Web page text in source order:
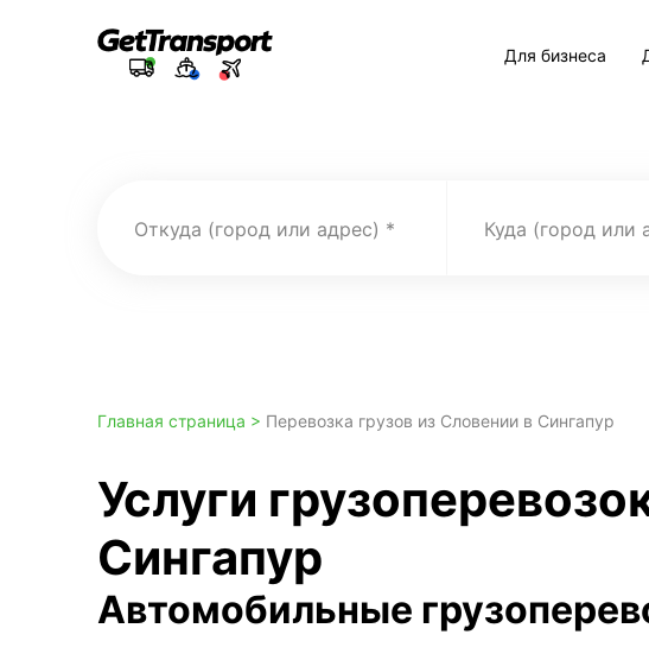
Для бизнеса
Откуда (город или адрес) Куда (город или
Главная страница > Перевозка грузов из Словении в Сингапур
Услуги
Сингапур
Автомобильные